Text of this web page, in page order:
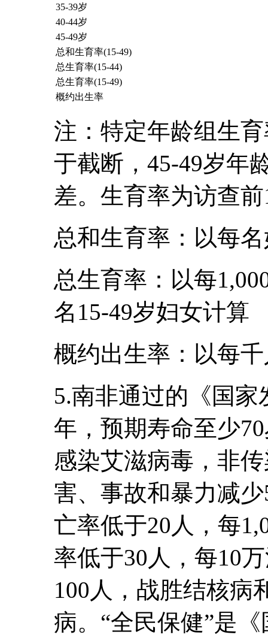
35-39岁
40-44岁
45-49岁
总和生育率(15-49)
总生育率(15-44)
总生育率(15-49)
概约出生率
注：特定年龄组生
于截断，45-49岁年
差。生育率为访查
总和生育率：以每
总生育率：以每
名15-49岁妇女计算
概约出生率：以每
5.南非通过的《国家
年，预期寿命至少
感染艾滋病毒，非
害、事故和暴力减
亡率低于20人，每
率低于30人，每10
100人，战胜结核病
病。“全民保健”是